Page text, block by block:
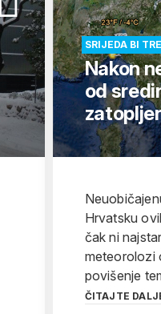
SRIJEDA BI
Nakon
od
Hrvatsku
čak ni
meteorolozi
povišenje
ČITAJTE